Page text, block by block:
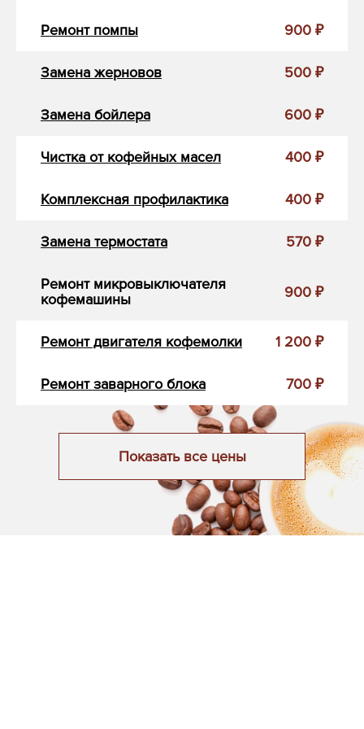
Ремонт помпы 900 ₽
Замена жерновов 500 ₽
Замена бойлера 600 ₽
Чистка от кофейных масел 400 ₽
Комплексная профилактика 400 ₽
Замена термостата 570 ₽
Ремонт микровыключателя
кофемашины
900 ₽
Ремонт двигателя кофемолки 1 200 ₽
Ремонт заварного блока 700 ₽
Показать все цены